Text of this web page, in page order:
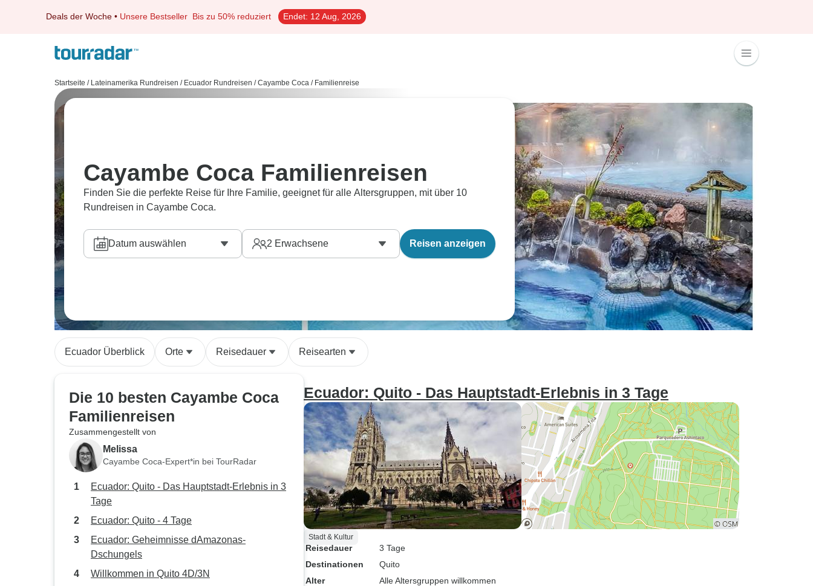
Deals der Woche • Unsere Bestseller Bis zu 50% reduziert Endet: 12 Aug, 2026
Startseite / Lateinamerika Rundreisen / Ecuador Rundreisen / Cayambe Coca / Familienreise
Cayambe Coca Familienreisen
Finden Sie die perfekte Reise für Ihre Familie, geeignet für alle Altersgruppen, mit über 10
Rundreisen in Cayambe Coca.
Datum auswählen 2 Erwachsene Reisen anzeigen
Ecuador Überblick Orte Reisedauer Reisearten
Die 10 besten Cayambe Coca
Familienreisen
Zusammengestellt von
Melissa
Cayambe Coca-Expert*in bei TourRadar
Ecuador: Quito - Das Hauptstadt-Erlebnis in 3
Tage
Ecuador: Quito - 4 Tage
Ecuador: Geheimnisse dAmazonas-
Dschungels
Willkommen in Quito 4D/3N
Ecuador: Quito - Das Hauptstadt-Erlebnis in 3 Tage
Stadt & Kultur
Reisedauer
3 Tage
Destinationen
Quito
Alter
Alle Altersgruppen willkommen